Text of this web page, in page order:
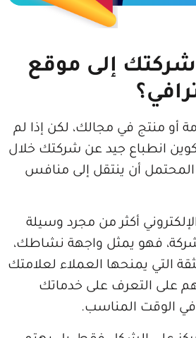
إلى موقع
مجالك، لكن إذا لم
جيد عن شركتك خلال
ينتقل إلى منافس
من مجرد وسيلة
واجهة نشاطك،
العملاء لعلامتك
على خدماتك
المناسب.